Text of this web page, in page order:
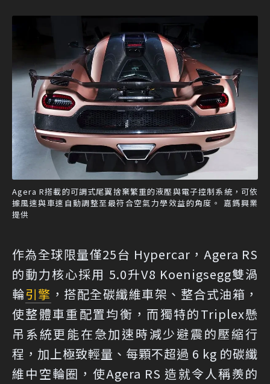
Agera R搭載的可調式尾翼捨棄繁重的液壓與電子控制系統，可依
據風速與車速自動調整至最符合空氣力學效益的角度。 嘉鎷興業
提供
作為全球限量僅25台 Hypercar，Agera RS
的動力核心採用 5.0升V8 Koenigsegg雙渦
輪引擎 ，搭配全碳纖維車架、整合式油箱，
使整體車重配置均衡，而獨特的Triplex懸
吊系統更能在急加速時減少避震的壓縮行
程，加上極致輕量、每顆不超過 6 kg 的碳纖
維中空輪圈，使Agera RS 造就令人稱羨的